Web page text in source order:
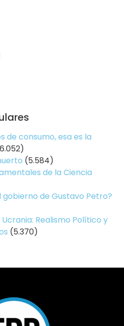
de consumo, esa es la
(5.584)
de la Ciencia
gobierno de Gustavo Petro?
Ucrania: Realismo Político y
(5.370)